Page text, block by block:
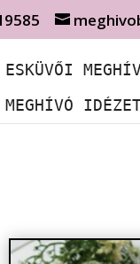
ESKÜVŐI
MEGHÍVÓ